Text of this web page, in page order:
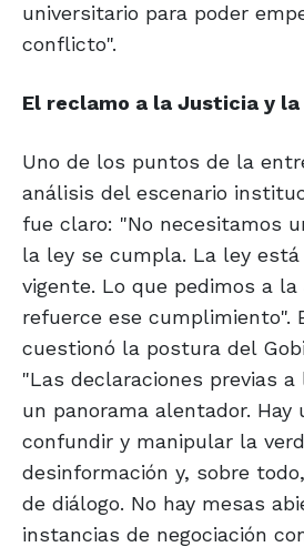
universitario para poder
conflicto".
El reclamo a la Justicia y
Uno de los puntos de la
análisis del escenario
fue claro: "No necesitamos
la ley se cumpla. La ley está
vigente. Lo que pedimos a
refuerce ese cumplimiento".
cuestionó la postura del
"Las declaraciones previas
un panorama alentador. Hay
confundir y manipular la
desinformación y, sobre
de diálogo. No hay mesas
instancias de negociación